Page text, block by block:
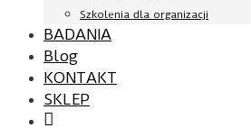
Szkolenia dla organizacji
BADANIA
Blog
KONTAKT
SKLEP